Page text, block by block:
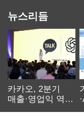
뉴스리듬
카카오, 2분기
매출·영업익 역대